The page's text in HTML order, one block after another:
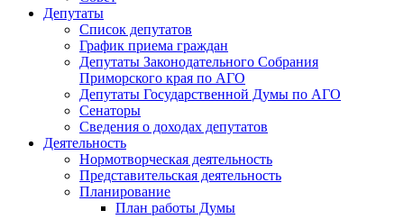
Депутаты
Список депутатов
График приема граждан
Депутаты Законодательного Собрания
Приморского края по АГО
Депутаты Государственной Думы по АГО
Сенаторы
Сведения о доходах депутатов
Деятельность
Нормотворческая деятельность
Представительская деятельность
Планирование
План работы Думы